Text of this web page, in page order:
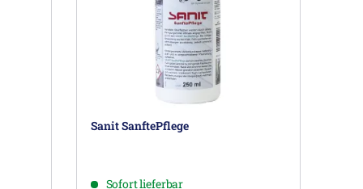
Sanit SanftePflege
Sofort lieferbar